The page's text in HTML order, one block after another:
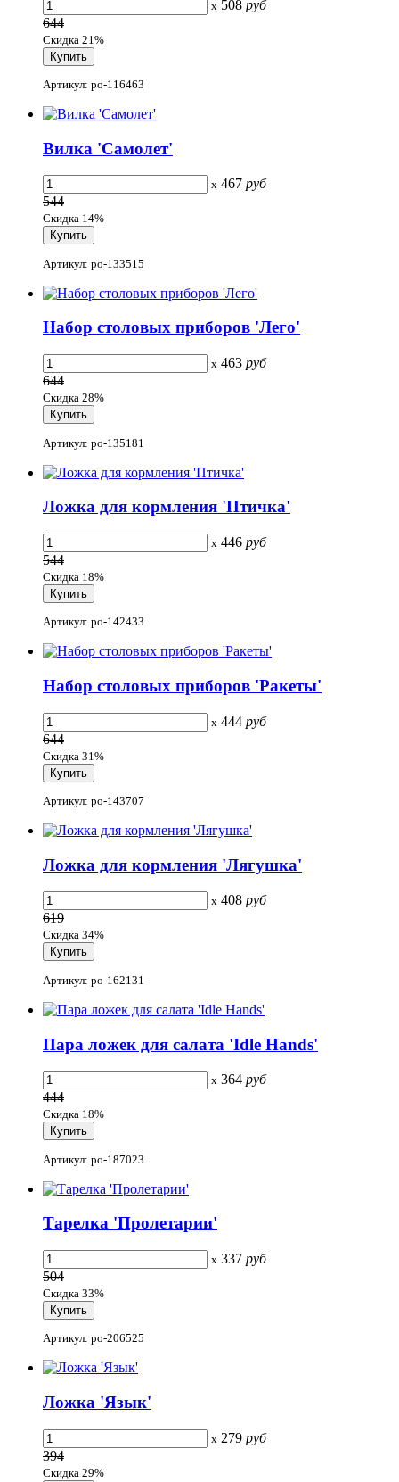
x 508 руб
644
Скидка 21%
Артикул: po-116463
Вилка 'Самолет'
x 467 руб
544
Скидка 14%
Артикул: po-133515
Набор столовых приборов 'Лего'
x 463 руб
644
Скидка 28%
Артикул: po-135181
Ложка для кормления 'Птичка'
x 446 руб
544
Скидка 18%
Артикул: po-142433
Набор столовых приборов 'Ракеты'
x 444 руб
644
Скидка 31%
Артикул: po-143707
Ложка для кормления 'Лягушка'
x 408 руб
619
Скидка 34%
Артикул: po-162131
Пара ложек для салата 'Idle Hands'
x 364 руб
444
Скидка 18%
Артикул: po-187023
Тарелка 'Пролетарии'
x 337 руб
504
Скидка 33%
Артикул: po-206525
Ложка 'Язык'
x 279 руб
394
Скидка 29%